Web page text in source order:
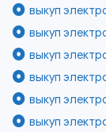
выкуп
выкуп
выкуп
выкуп
выкуп
выкуп